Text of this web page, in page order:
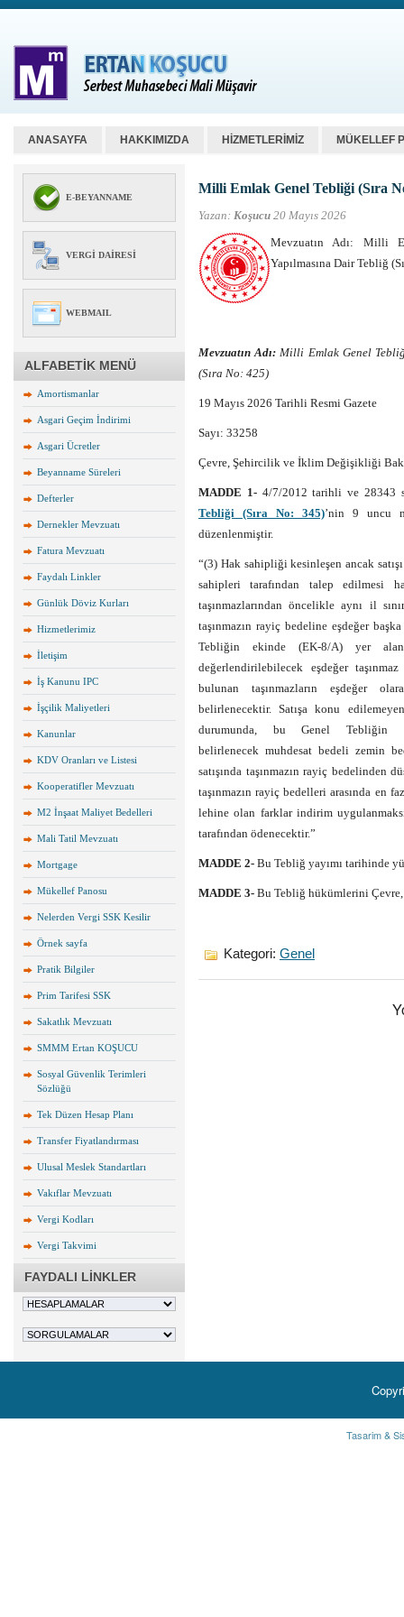
ANASAYFA HAKKIMIZDA HİZMETLERİMİZ MÜKELLEF
E-BEYANNAME
VERGI DAIRESI
WEBMAIL
ALFABETİK MENÜ
Amortismanlar
Asgari Geçim İndirimi
Asgari Ücretler
Beyanname Süreleri
Defterler
Dernekler Mevzuatı
Fatura Mevzuatı
Faydalı Linkler
Günlük Döviz Kurları
Hizmetlerimiz
İletişim
İş Kanunu IPC
İşçilik Maliyetleri
Kanunlar
KDV Oranları ve Listesi
Kooperatifler Mevzuatı
M2 İnşaat Maliyet Bedelleri
Mali Tatil Mevzuatı
Mortgage
Mükellef Panosu
Nelerden Vergi SSK Kesilir
Örnek sayfa
Pratik Bilgiler
Prim Tarifesi SSK
Sakatlık Mevzuatı
SMMM Ertan KOŞUCU
Sosyal Güvenlik Terimleri
Sözlüğü
Tek Düzen Hesap Planı
Transfer Fiyatlandırması
Ulusal Meslek Standartları
Vakıflar Mevzuatı
Vergi Kodları
Vergi Takvimi
FAYDALI LİNKLER
Milli Emlak Genel Tebliği (Sıra
Yazan: Koşucu 20 Mayıs 2026
Mevzuatın Adı: Milli
Yapılmasına Dair Tebliğ
Mevzuatın Adı: Milli Emlak Genel
(Sıra No: 425)
19 Mayıs 2026 Tarihli Resmi Gazete
Sayı: 33258
Çevre, Şehircilik ve İklim Değişikliği
MADDE 1- 4/7/2012 tarihli ve 28343
Tebliği (Sıra No: 345)’nin 9 uncu
düzenlenmiştir.
“(3) Hak sahipliği kesinleşen ancak
sahipleri tarafından talep edilmesi
taşınmazlarından öncelikle aynı il
taşınmazın rayiç bedeline eşdeğer
Tebliğin ekinde (EK-8/A) yer
değerlendirilebilecek eşdeğer
bulunan taşınmazların eşdeğer
belirlenecektir. Satışa konu
durumunda, bu Genel Tebliğin
belirlenecek muhdesat bedeli zemin
satışında taşınmazın rayiç bedelinden
taşınmazın rayiç bedelleri arasında en
lehine olan farklar indirim
tarafından ödenecektir.”
MADDE 2- Bu Tebliğ yayımı tarihinde
MADDE 3- Bu Tebliğ hükümlerini
Kategori: Genel
Tasarim &